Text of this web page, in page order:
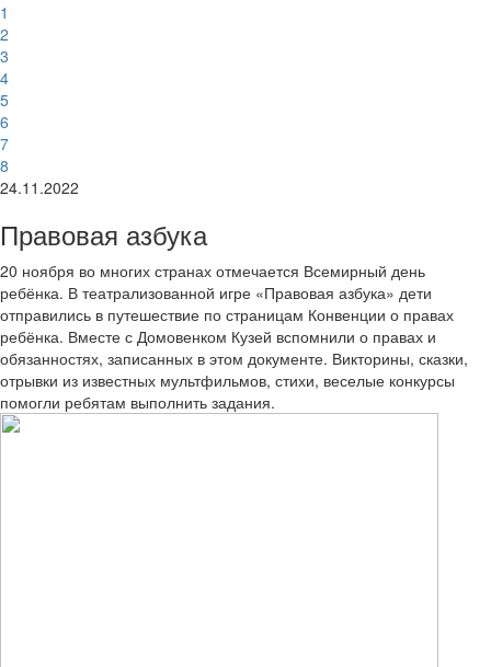
1
2
3
4
5
6
7
8
24.11.2022
Правовая азбука
20 ноября во многих странах отмечается Всемирный день
ребёнка. В театрализованной игре «Правовая азбука» дети
отправились в путешествие по страницам Конвенции о правах
ребёнка. Вместе с Домовенком Кузей вспомнили о правах и
обязанностях, записанных в этом документе. Викторины, сказки,
отрывки из известных мультфильмов, стихи, веселые конкурсы
помогли ребятам выполнить задания.